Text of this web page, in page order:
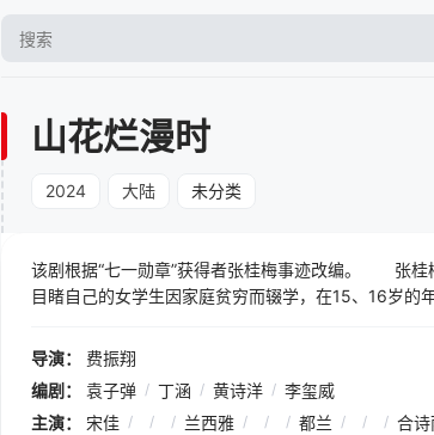
山花烂漫时
2024 大陆 未分类
该剧根据“七一勋章”获得者张桂梅事迹改编。 张桂
目睹自己的女学生因家庭贫穷而辍学，在15、16岁的
中国唯一一所全免费的女子高中成立，在没老师、没
然而随着学校的发展，越来越多大山里贫困女生前来
导演：
费振翔
编剧：
袁子弹 / 丁涵 / 黄诗洋 / 李玺威
主演：
宋佳 / / / 兰西雅 / / / 都兰 / / / 合诗